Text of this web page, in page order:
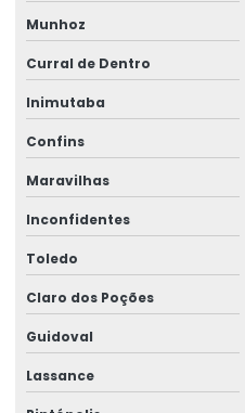
Munhoz
Curral de Dentro
Inimutaba
Confins
Maravilhas
Inconfidentes
Toledo
Claro dos Poções
Guidoval
Lassance